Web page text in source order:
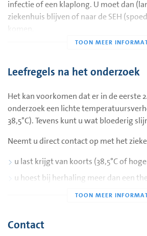
infectie of een klaplong. U moet dan
ziekenhuis blijven of naar de SEH
komen.
Leefregels na het onderzoek
Het kan voorkomen dat er in de eerste
onderzoek een lichte
38,5°C). Tevens kunt u wat bloederig
Neemt u direct contact op met het
u last krijgt van koorts (38,5°C of
u hoest bij herhaling meer dan een
u last krijgt van ineens optredende
Contact